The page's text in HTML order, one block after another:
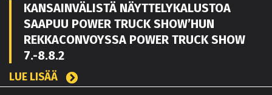
KANSAINVÄLISTÄ NÄYTTELYKALUSTOA
SAAPUU POWER TRUCK SHOW’HUN
REKKACONVOYSSA POWER TRUCK SHOW
7.-8.8.2
LUE LISÄÄ